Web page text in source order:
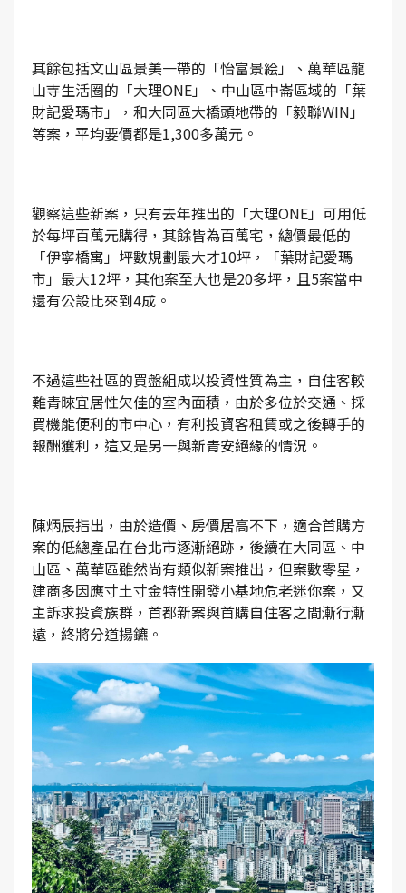
其餘包括文山區景美一帶的「怡富景絵」、萬華區龍
山寺生活圈的「大理ONE」、中山區中崙區域的「葉
財記愛瑪市」，和大同區大橋頭地帶的「毅聯WIN」
等案，平均要價都是1,300多萬元。
觀察這些新案，只有去年推出的「大理ONE」可用低
於每坪百萬元購得，其餘皆為百萬宅，總價最低的
「伊寧橋寓」坪數規劃最大才10坪，「葉財記愛瑪
市」最大12坪，其他案至大也是20多坪，且5案當中
還有公設比來到4成。
不過這些社區的買盤組成以投資性質為主，自住客較
難青睞宜居性欠佳的室內面積，由於多位於交通、採
買機能便利的市中心，有利投資客租賃或之後轉手的
報酬獲利，這又是另一與新青安絕緣的情況。
陳炳辰指出，由於造價、房價居高不下，適合首購方
案的低總產品在台北市逐漸絕跡，後續在大同區、中
山區、萬華區雖然尚有類似新案推出，但案數零星，
建商多因應寸土寸金特性開發小基地危老迷你案，又
主訴求投資族群，首都新案與首購自住客之間漸行漸
遠，終將分道揚鑣。